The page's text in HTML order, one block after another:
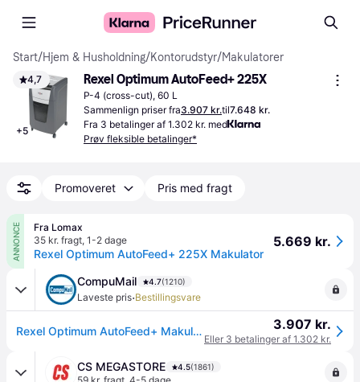
Start/Hjem & Husholdning/Kontorudstyr/Makulatorer
4,7
+5
Rexel Optimum AutoFeed+ 225X
P-4 (cross-cut), 60 L
Sammenlign priser fra3.907 kr.til7.648 kr.
Fra 3 betalinger af 1.302 kr. med
Prøv fleksible betalinger*
Promoveret Pris med fragt
ANNONCE
Fra Lomax
35 kr. fragt, 1-2 dage
Rexel Optimum AutoFeed+ 225X Makulator
5.669 kr.
CompuMail 4.7(1210)
Laveste pris·Bestillingsvare
Rexel Optimum AutoFeed+ Makulator Kryds snit 4 x 25 mm --> På fjernlager, levevering hos dig 19-08-2026 3.907 kr.
Eller 3 betalinger af 1.302 kr.
CS MEGASTORE 4.5(1861)